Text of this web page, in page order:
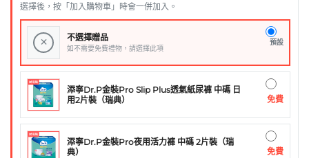
選擇後，按「加入購物車」時會一併加入。
× 不選擇贈品
如不需要免費禮物，請選擇此項
預設
添寧Dr.P金裝Pro Slip Plus透氣紙尿褲 中碼 日
用2片裝（瑞典）
免費
添寧Dr.P金裝Pro夜用活力褲 中碼 2片裝（瑞
典）
免費